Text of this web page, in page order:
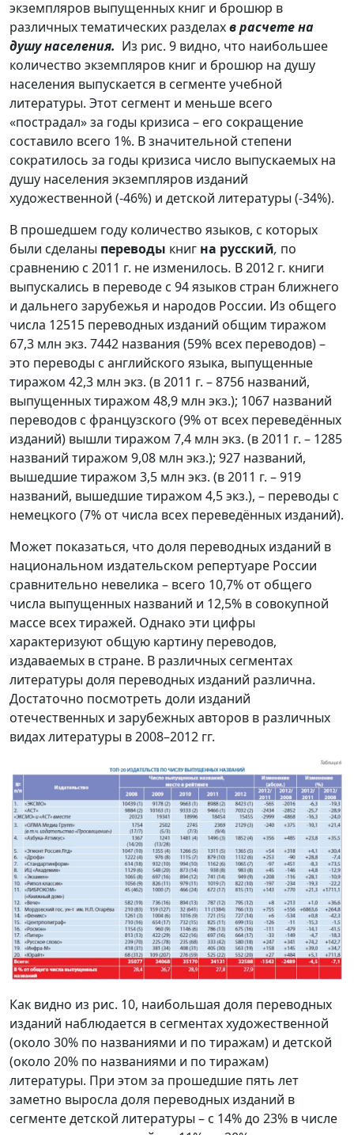
экземпляров выпущенных книг и брошюр в
различных тематических разделахв расчете на
душу населения. Из рис. 9 видно, что наибольшее
количество экземпляров книг и брошюр на душу
населения выпускается в сегменте учебной
литературы. Этот сегмент и меньше всего
«пострадал» за годы кризиса – его сокращение
составило всего 1%. В значительной степени
сократилось за годы кризиса число выпускаемых на
душу населения экземпляров изданий
художественной (‑46%) и детской литературы (‑34%).
В прошедшем году количество языков, с которых
были сделаны переводы книг на русский, по
сравнению с 2011 г. не изменилось. В 2012 г. книги
выпускались в переводе с 94 языков стран ближнего
и дальнего зарубежья и народов России. Из общего
числа 12515 переводных изданий общим тиражом
67,3 млн экз. 7442 названия (59% всех переводов) –
это переводы с английского языка, выпущенные
тиражом 42,3 млн экз. (в 2011 г. – 8756 названий,
выпущенных тиражом 48,9 млн экз.); 1067 названий
переводов с французского (9% от всех переведённых
изданий) вышли тиражом 7,4 млн экз. (в 2011 г. – 1285
названий тиражом 9,08 млн экз.); 927 названий,
вышедшие тиражом 3,5 млн экз. (в 2011 г. – 919
названий, вышедшие тиражом 4,5 экз.), – переводы с
немецкого (7% от числа всех переведённых изданий).
Может показаться, что доля переводных изданий в
национальном издательском репертуаре России
сравнительно невелика – всего 10,7% от общего
числа выпущенных названий и 12,5% в совокупной
массе всех тиражей. Однако эти цифры
характеризуют общую картину переводов,
издаваемых в стране. В различных сегментах
литературы доля переводных изданий различна.
Достаточно посмотреть доли изданий
отечественных и зарубежных авторов в различных
видах литературы в 2008–2012 гг.
Как видно из рис. 10, наибольшая доля переводных
изданий наблюдается в сегментах художественной
(около 30% по названиями и по тиражам) и детской
(около 20% по названиями и по тиражам)
литературы. При этом за прошедшие пять лет
заметно выросла доля переводных изданий в
сегменте детской литературы – с 14% до 23% в числе